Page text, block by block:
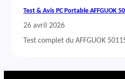
Test & Avis PC Portable AFFGUOK
26 avril 2026
Test complet du AFFGUOK